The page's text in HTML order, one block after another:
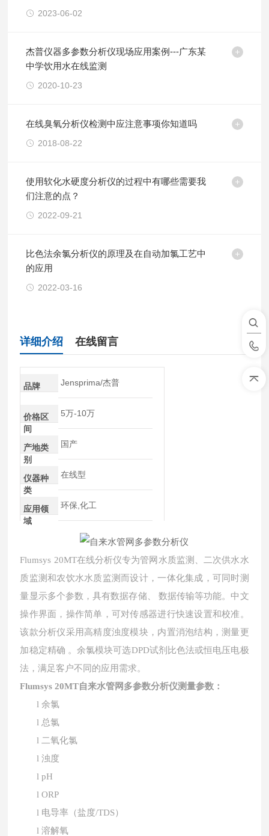
2023-06-02
杰普仪器多参数分析仪现场应用案例---广东某
中学饮用水在线监测
2020-10-23
在线臭氧分析仪检测中应注意事项你知道吗
2018-08-22
使用软化水硬度分析仪的过程中有哪些需要我
们注意的点？
2022-09-21
比色法余氯分析仪的原理及在自动加氯工艺中
的应用
2022-03-16
详细介绍 在线留言
品牌 Jensprima/杰普
价格区
间
5万-10万
产地类
别
国产
仪器种
类
在线型
应用领
域
环保,化工
Flumsys 20MT在线分析仪专为管网水质监测、二次供水水
质监测和农饮水水质监测而设计，一体化集成，可同时测
量显示多个参数，具有数据存储、 数据传输等功能。中文
操作界面，操作简单，可对传感器进行快速设置和校准。
该款分析仪采用高精度浊度模块，内置消泡结构，测量更
加稳定精确 。余氯模块可选DPD试剂比色法或恒电压电极
法，满足客户不同的应用需求。
Flumsys 20MT自来水管网多参数分析仪测量参数：
l余氯
l 总氯
l 二氧化氯
l浊度
lpH
lORP
l 电导率（盐度/TDS）
l溶解氧